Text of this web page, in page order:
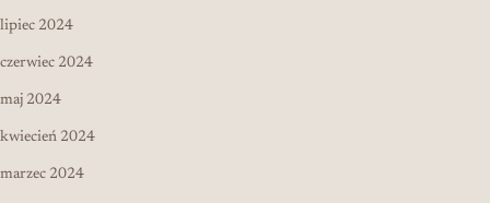
lipiec 2024
czerwiec 2024
maj 2024
kwiecień 2024
marzec 2024